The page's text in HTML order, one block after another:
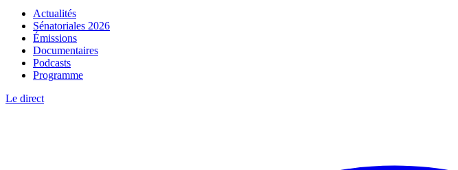
Actualités
Sénatoriales 2026
Émissions
Documentaires
Podcasts
Programme
Le direct